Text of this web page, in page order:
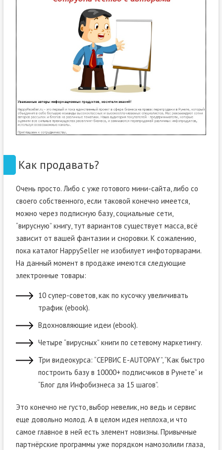
Как продавать?
Очень просто. Либо с уже готового мини-сайта, либо со
своего собственного, если таковой конечно имеется,
можно через подписную базу, социальные сети,
“вирусную” книгу, тут вариантов существует масса, всё
зависит от вашей фантазии и сноровки. К сожалению,
пока каталог HappySeller не изобилует инфоторварами.
На данный момент в продаже имеются следующие
электронные товары:
10 супер-советов, как по кусочку увеличивать
трафик (ebook).
Вдохновляющие идеи (ebook).
Четыре “вирусных” книги по сетевому маркетингу.
Три видеокурса: “СЕРВИС E-AUTOPAY”, “Как быстро
построить базу в 10000+ подписчиков в Рунете” и
“Блог для Инфобизнеса за 15 шагов”.
Это конечно не густо, выбор невелик, но ведь и сервис
еще довольно молод. А в целом идея неплоха, и что
самое главное в ней есть элемент новизны. Привычные
партнёрские программы уже порядком намозолили глаза,